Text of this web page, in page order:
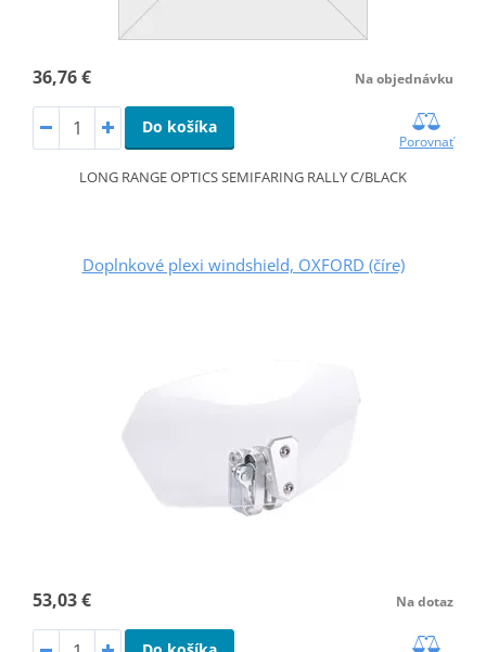
36,76 € Na objednávku
Do košíka
Porovnať
LONG RANGE OPTICS SEMIFARING RALLY C/BLACK
Doplnkové plexi windshield, OXFORD (číre)
53,03 € Na dotaz